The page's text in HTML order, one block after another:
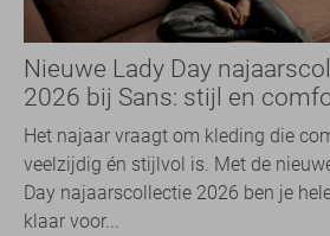
Nieuwe Lady Day
2026 bij Sans: stijl en
travelkwaliteit
Het najaar vraagt om kleding die
veelzijdig én stijlvol is. Met de
Day najaarscollectie 2026 ben je
klaar voor...